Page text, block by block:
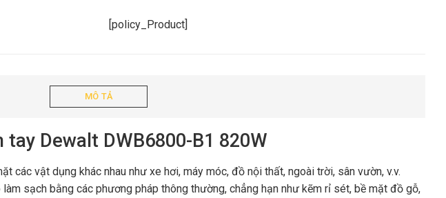
[policy_Product]
MÔ TẢ
Dewalt DWB6800-B1 820W
các vật dụng khác nhau như xe hơi, máy móc, đồ nội thất, ngoài trời, sân vườn, v.v.
sạch bằng các phương pháp thông thường, chẳng hạn như kẽm rỉ sét, bề mặt đồ gỗ,